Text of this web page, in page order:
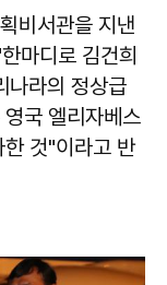
비서관을 지낸
마디로 김건희
나라의 정상급
국 엘리자베스
것"이라고 반